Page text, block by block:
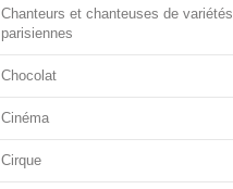
Chanteurs et chanteuses de variétés
parisiennes
Chocolat
Cinéma
Cirque